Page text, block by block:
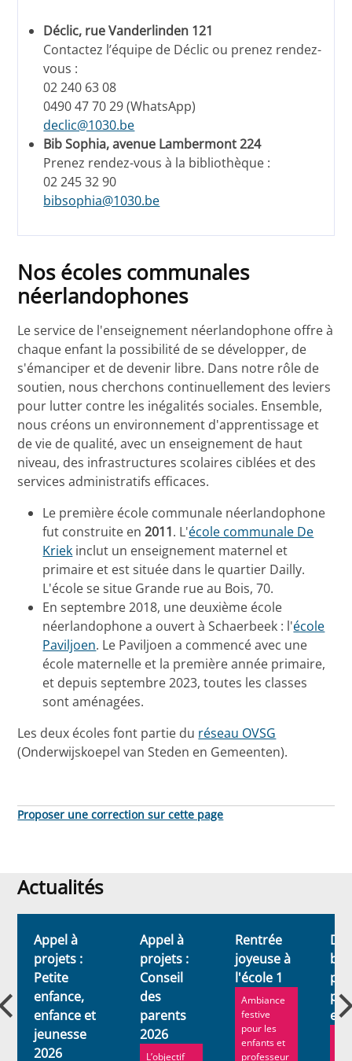
Déclic, rue Vanderlinden 121
Contactez l’équipe de Déclic ou prenez rendez-
vous :
02 240 63 08
0490 47 70 29 (WhatsApp)
declic@1030.be
Bib Sophia, avenue Lambermont 224
Prenez rendez-vous à la bibliothèque :
02 245 32 90
bibsophia@1030.be
Nos écoles communales
néerlandophones
Le service de l'enseignement néerlandophone offre à
chaque enfant la possibilité de se développer, de
s'émanciper et de devenir libre. Dans notre rôle de
soutien, nous cherchons continuellement des leviers
pour lutter contre les inégalités sociales. Ensemble,
nous créons un environnement d'apprentissage et
de vie de qualité, avec un enseignement de haut
niveau, des infrastructures scolaires ciblées et des
services administratifs efficaces.
Le première école communale néerlandophone
fut construite en2011. L'école communale De
Kriek inclut un enseignement maternel et
primaire et est située dans le quartier Dailly.
L'école se situe Grande rue au Bois, 70.
En septembre 2018, une deuxième école
néerlandophone a ouvert à Schaerbeek : l'école
Paviljoen. Le Paviljoen a commencé avec une
école maternelle et la première année primaire,
et depuis septembre 2023, toutes les classes
sont aménagées.
Les deux écoles font partie du réseau OVSG
(Onderwijskoepel van Steden en Gemeenten).
Proposer une correction sur cette page
Actualités
Actualités
Appel à
projets :
Petite
enfance,
enfance et
jeunesse
2026
Appel à
projets :
Conseil
des
parents
2026
L’objectif
Rentrée
joyeuse à
l'école 1
Ambiance
festive
pour les
enfants et
professeur